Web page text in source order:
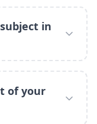
in
of your